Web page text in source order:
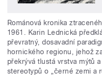
Románová kronika
1961. Karin Lednická
převratný, dosavadní
hornického regionu, jehož
překrývá tlustá vrstva mýtů
stereotypů o „černé zemi a